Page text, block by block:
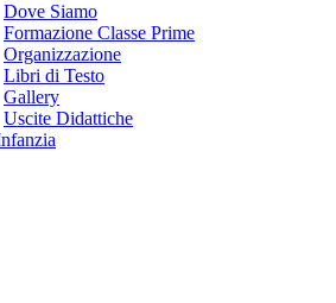
Dove Siamo
Formazione Classe Prime
Organizzazione
Libri di Testo
Gallery
Uscite Didattiche